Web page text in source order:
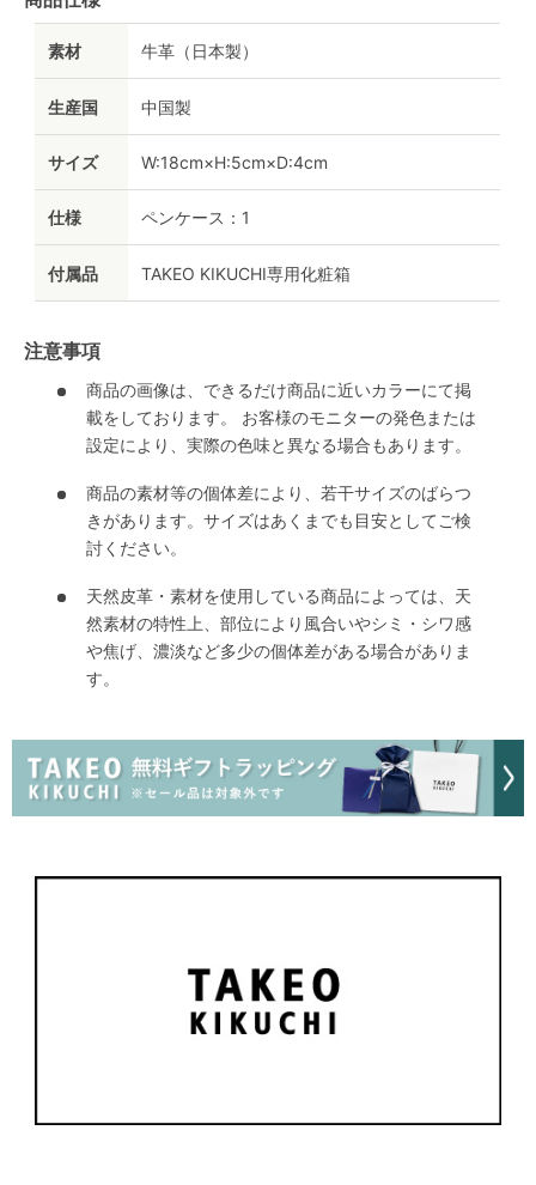
素材 牛革（日本製）
生産国 中国製
サイズ W:18cm×H:5cm×D:4cm
仕様 ペンケース：1
付属品 TAKEO KIKUCHI専用化粧箱
注意事項
商品の画像は、できるだけ商品に近いカラーにて掲
載をしております。 お客様のモニターの発色または
設定により、実際の色味と異なる場合もあります。
商品の素材等の個体差により、若干サイズのばらつ
きがあります。サイズはあくまでも目安としてご検
討ください。
天然皮革・素材を使用している商品によっては、天
然素材の特性上、部位により風合いやシミ・シワ感
や焦げ、濃淡など多少の個体差がある場合がありま
す。